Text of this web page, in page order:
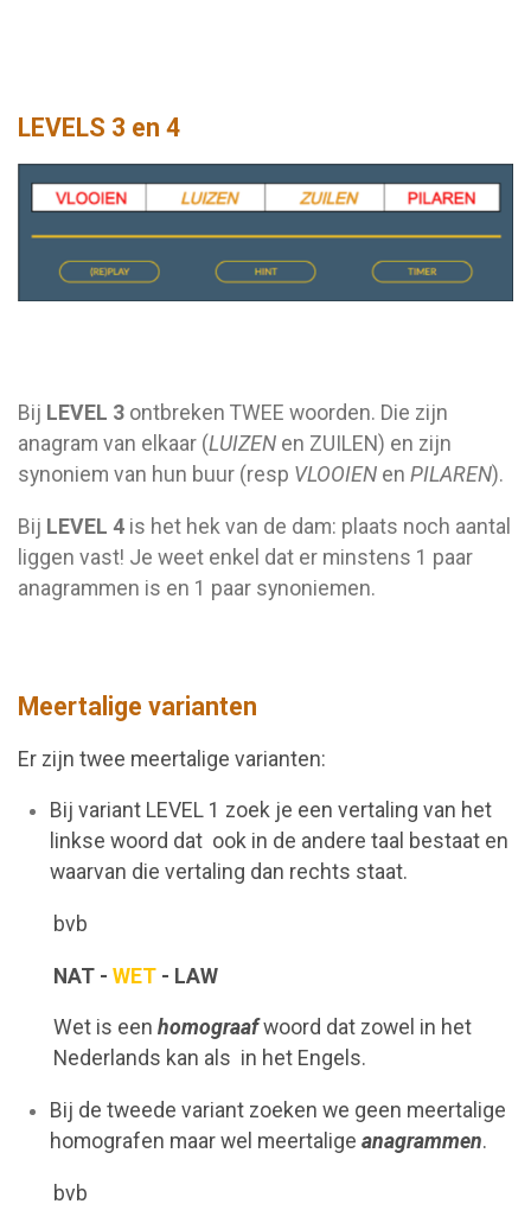
LEVELS 3 en 4
Bij LEVEL 3 ontbreken TWEE woorden. Die zijn
anagram van elkaar (LUIZEN en ZUILEN) en zijn
synoniem van hun buur (resp VLOOIEN en PILAREN).
Bij LEVEL 4 is het hek van de dam: plaats noch aantal
liggen vast! Je weet enkel dat er minstens 1 paar
anagrammen is en 1 paar synoniemen.
Meertalige varianten
Er zijn twee meertalige varianten:
Bij variant LEVEL 1 zoek je een vertaling van het
linkse woord dat ook in de andere taal bestaat en
waarvan die vertaling dan rechts staat.
bvb
NAT - WET - LAW
Wet is een homograaf woord dat zowel in het
Nederlands kan als in het Engels.
Bij de tweede variant zoeken we geen meertalige
homografen maar wel meertalige anagrammen.
bvb